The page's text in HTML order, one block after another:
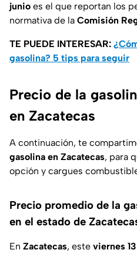
junio es el que reportan los
normativa de la Comisión
TE PUEDE INTERESAR:
gasolina? 5 tips para seguir
Precio de la
en Zacatecas
A continuación, te
gasolina en Zacatecas, para
opción y cargues
Precio promedio de la
en el estado de
En Zacatecas, este viernes